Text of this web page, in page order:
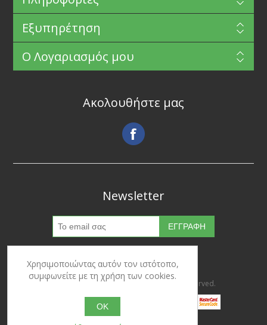
Εξυπηρέτηση
Ο Λογαριασμός μου
Ακολουθήστε μας
Newsletter
Copyright © 2026 Ypertrofes. All rights reserved.
Χρησιμοποιώντας αυτόν τον ιστότοπο,
συμφωνείτε με τη χρήση των cookies.
OK